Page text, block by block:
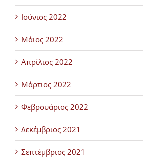
Ιούνιος 2022
Μάιος 2022
Απρίλιος 2022
Μάρτιος 2022
Φεβρουάριος 2022
Δεκέμβριος 2021
Σεπτέμβριος 2021